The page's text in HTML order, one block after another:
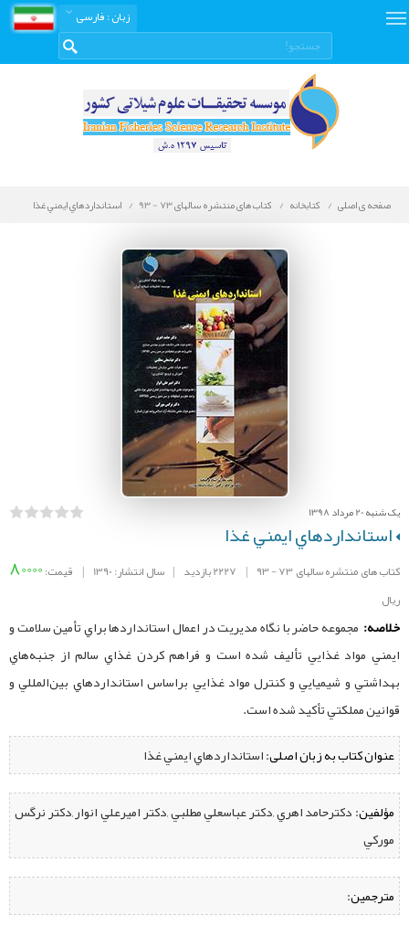
زبان: فارسی
صفحه ی اصلی کتابخانه کتاب های منتشره سالهای 73 - 93 استانداردهاي ايمني غذا
یک شنبه 20 مرداد 1398
استانداردهاي ايمني غذا
کتاب های منتشره سالهای 73 - 93 | 2227 بازدید | سال انتشار: 1390 | قیمت:80000
ریال
خلاصه: مجموعه حاضر با نگاه مديريت در اعمال استانداردها براي تأمين سلامت و
ايمني مواد غذايي تأليف شده است و فراهم كردن غذاي سالم از جنبه‌هاي
بهداشتي و شيميايي و كنترل مواد غذايي براساس استانداردهاي بين‌المللي و
قوانين مملكتي تأكيد شده است.
عنوان کتاب به زبان اصلی:استانداردهاي ايمني غذا
مؤلفین:‌ دكترحامد اهري ,دكتر عباسعلي مطلبي ,دكتر اميرعلي انوار ,دكتر نرگس
موركي
مترجمین: